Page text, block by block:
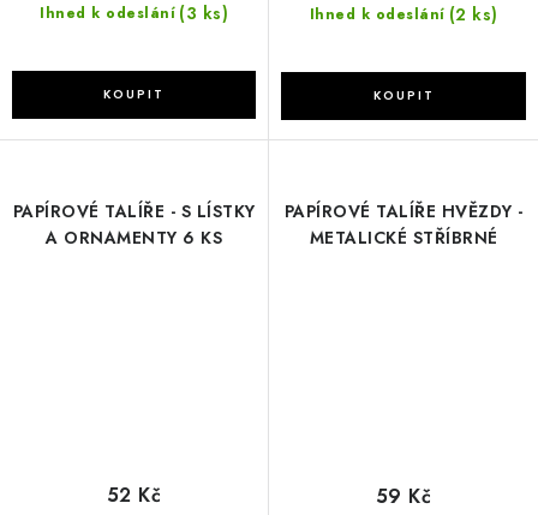
Ihned k odeslání (3 ks) Ihned k odeslání (2 ks)
PAPÍROVÉ TALÍŘE - S LÍSTKY
A ORNAMENTY 6 KS
52 Kč
PAPÍROVÉ TALÍŘE HVĚZDY -
METALICKÉ STŘÍBRNÉ
59 Kč